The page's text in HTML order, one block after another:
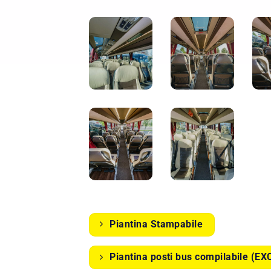
Piantina Stampabile
Piantina posti bus compilabile